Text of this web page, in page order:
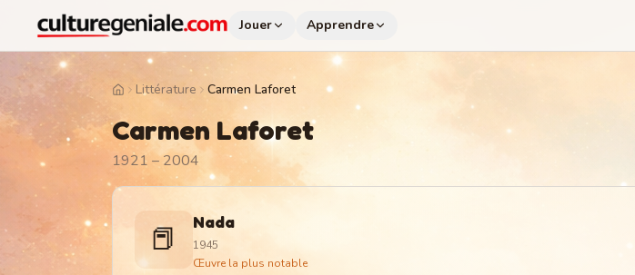
Jouer Apprendre
HomeLittérature Carmen Laforet
Carmen Laforet
1921 – 2004
📕 Nada
1945
Œuvre la plus notable